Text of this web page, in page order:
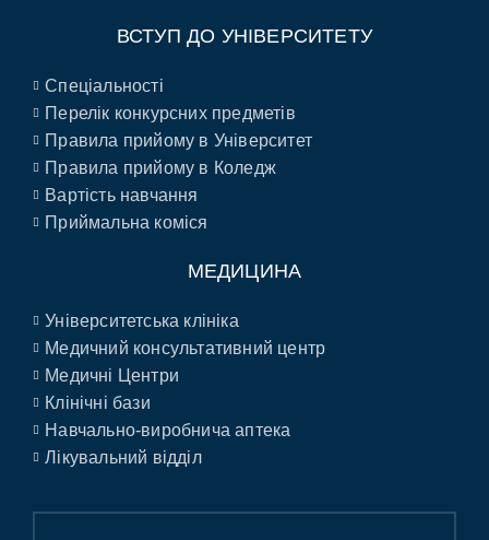
ВСТУП ДО УНІВЕРСИТЕТУ
Спеціальності
Перелік конкурсних предметів
Правила прийому в Університет
Правила прийому в Коледж
Вартість навчання
Приймальна коміся
МЕДИЦИНА
Університетська клініка
Медичний консультативний центр
Медичні Центри
Клінічні бази
Навчально-виробнича аптека
Лікувальний відділ